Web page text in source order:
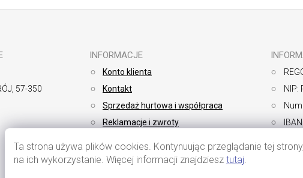
Ta strona używa plików cookies. Kontynuując przeglądanie tej
na ich wykorzystanie. Więcej informacji znajdziesz tutaj.
57-350
INFORMACJE
Konto klienta
Kontakt
Sprzedaż hurtowa i współpraca
Reklamacje i zwroty
Dostawa
NIP: